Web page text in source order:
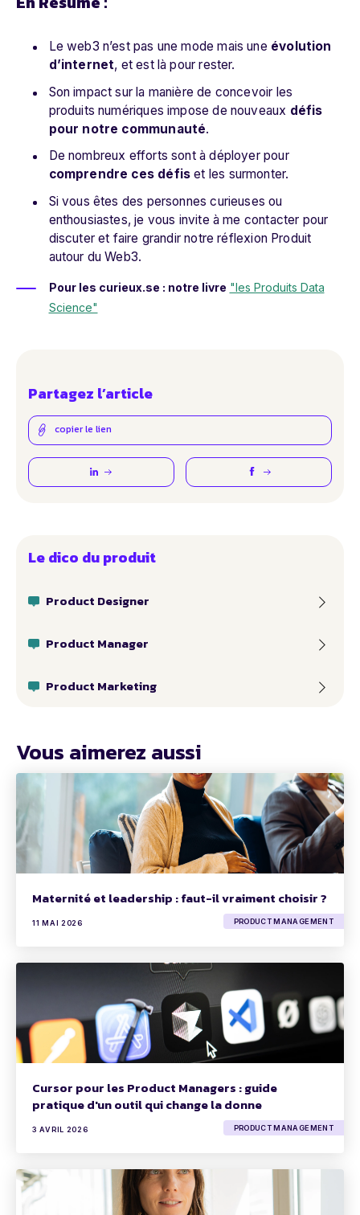
Le web3 n’est pas une mode mais une évolution
d’internet, et est là pour rester.
Son impact sur la manière de concevoir les
produits numériques impose de nouveaux défis
pour notre communauté.
De nombreux efforts sont à déployer pour
comprendre ces défis et les surmonter.
Si vous êtes des personnes curieuses ou
enthousiastes, je vous invite à me contacter pour
discuter et faire grandir notre réflexion Produit
autour du Web3.
Pour les curieux.se : notre livre "les Produits Data
Science"
Partagez l’article
copier le lien
Le dico du produit
Product Designer
Product Manager
Product Marketing
Vous aimerez aussi
Maternité et leadership : faut-il vraiment choisir ?
11 MAI 2026 PRODUCT MANAGEMENT
Cursor pour les Product Managers : guide
pratique d'un outil qui change la donne
3 AVRIL 2026 PRODUCT MANAGEMENT